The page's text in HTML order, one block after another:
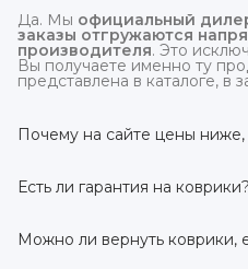
Да. Мы официальный
заказы отгружаются
производителя. Это
Вы получаете именно ту
представлена в каталоге, в
Почему на сайте цены
отгрузка идётнапрямую со
без посредников.
Есть ли гарантия на коврики?
производителя 3 года.
обнаружится
Можно ли вернуть коврики,